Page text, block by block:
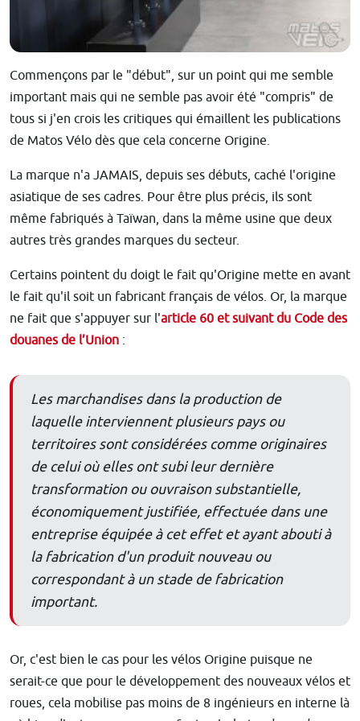
Commençons par le "début", sur un point qui me semble
important mais qui ne semble pas avoir été "compris" de
tous si j'en crois les critiques qui émaillent les publications
de Matos Vélo dès que cela concerne Origine.
La marque n'a JAMAIS, depuis ses débuts, caché l'origine
asiatique de ses cadres. Pour être plus précis, ils sont
même fabriqués à Taïwan, dans la même usine que deux
autres très grandes marques du secteur.
Certains pointent du doigt le fait qu'Origine mette en avant
le fait qu'il soit un fabricant français de vélos. Or, la marque
ne fait que s'appuyer sur l'article 60 et suivant du Code des
douanes de l’Union :
Les marchandises dans la production de
laquelle interviennent plusieurs pays ou
territoires sont considérées comme originaires
de celui où elles ont subi leur dernière
transformation ou ouvraison substantielle,
économiquement justifiée, effectuée dans une
entreprise équipée à cet effet et ayant abouti à
la fabrication d'un produit nouveau ou
correspondant à un stade de fabrication
important.
Or, c'est bien le cas pour les vélos Origine puisque ne
serait-ce que pour le développement des nouveaux vélos et
roues, cela mobilise pas moins de 8 ingénieurs en interne là